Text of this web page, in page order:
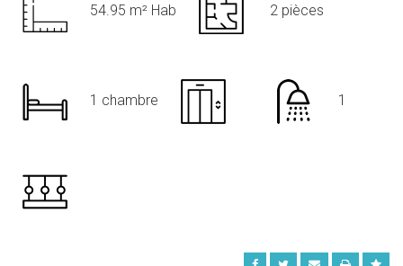
54.95 m² Hab 2 pièces
1 chambre 1